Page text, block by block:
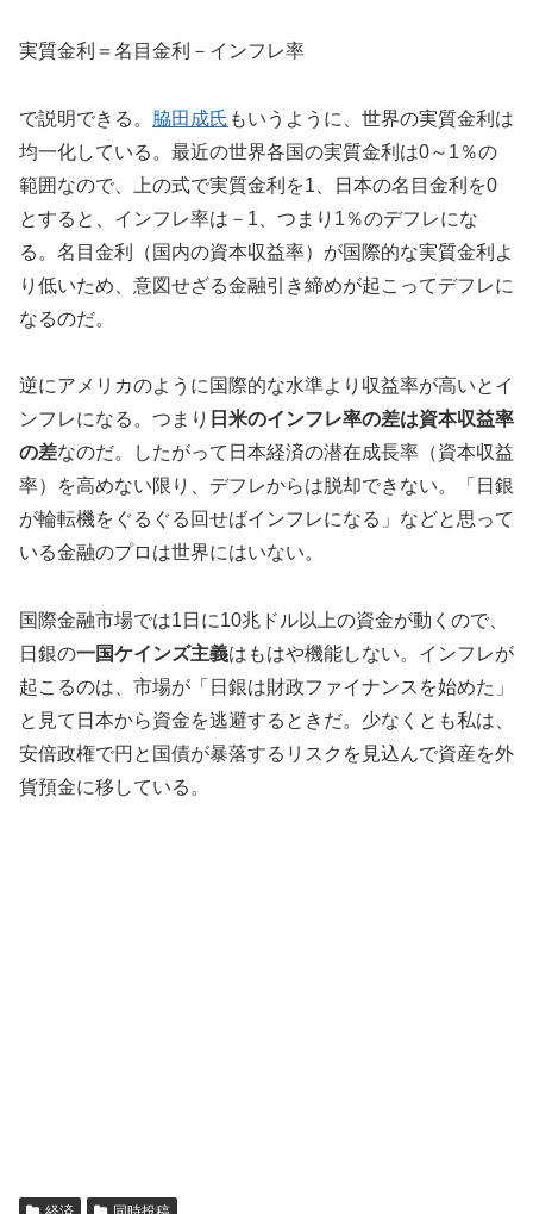
実質金利＝名目金利－インフレ率
で説明できる。 脇田成氏 もいうように、世界の実質金利は
均一化している。最近の世界各国の実質金利は0～1％の
範囲なので、上の式で実質金利を1、日本の名目金利を0
とすると、インフレ率は－1、つまり1％のデフレにな
る。名目金利（国内の資本収益率）が国際的な実質金利よ
り低いため、意図せざる金融引き締めが起こってデフレに
なるのだ。
逆にアメリカのように国際的な水準より収益率が高いとイ
ンフレになる。つまり 日米のインフレ率の差は資本収益率
の差なのだ。したがって日本経済の潜在成長率（資本収益
率）を高めない限り、デフレからは脱却できない。「日銀
が輪転機をぐるぐる回せばインフレになる」などと思って
いる金融のプロは世界にはいない。
国際金融市場では1日に10兆ドル以上の資金が動くので、
日銀の一国ケインズ主義はもはや機能しない。インフレが
起こるのは、市場が「日銀は財政ファイナンスを始めた」
と見て日本から資金を逃避するときだ。少なくとも私は、
安倍政権で円と国債が暴落するリスクを見込んで資産を外
貨預金に移している。